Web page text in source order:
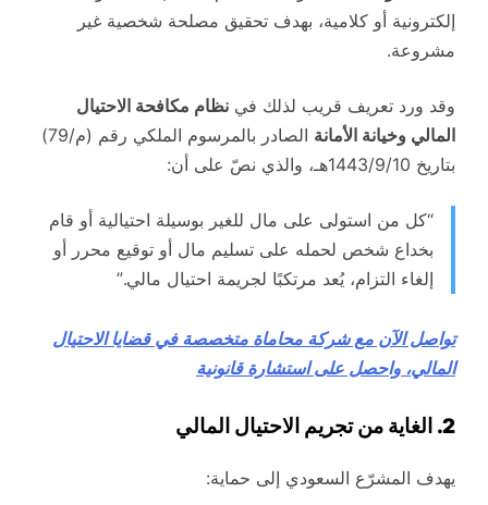
إلكترونية أو كلامية، بهدف تحقيق مصلحة شخصية غير
مشروعة.
وقد ورد تعريف قريب لذلك في نظام مكافحة الاحتيال
المالي وخيانة الأمانة
الصادر بالمرسوم الملكي رقم (م/79)
بتاريخ 1443/9/10هـ، والذي نصّ على أن:
“كل من استولى على مال للغير بوسيلة احتيالية أو قام
بخداع شخص لحمله على تسليم مال أو توقيع محرر أو
إلغاء التزام، يُعد مرتكبًا لجريمة احتيال مالي.”
تواصل الآن مع شركة محاماة متخصصة في قضايا الاحتيال
المالي، واحصل على استشارة قانونية
2. الغاية من تجريم الاحتيال المالي
يهدف المشرّع السعودي إلى حماية: